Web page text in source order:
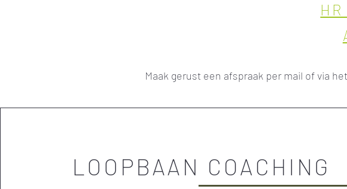
HR
Maak gerust een afspraak per mail of via het
LOOPBAAN COACHING